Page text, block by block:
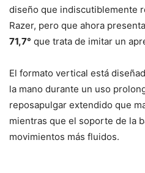
diseño que indiscutiblemente
Razer, pero que ahora
71,7° que trata de imitar un
El formato vertical está
la mano durante un uso
reposapulgar extendido que
mientras que el soporte de la
movimientos más fluidos.